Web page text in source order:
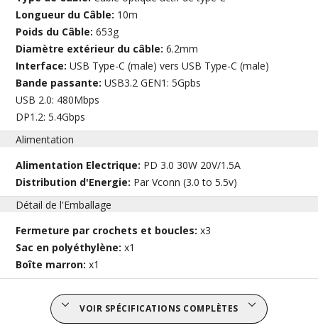
Longueur du Câble: 10m
Poids du Câble:653g
Diamètre extérieur du câble:6.2mm
Interface:USB Type-C (male) vers USB Type-C (male)
Bande passante:USB3.2 GEN1: 5Gpbs
USB 2.0: 480Mbps
DP1.2: 5.4Gbps
Alimentation
Alimentation Electrique: PD 3.0 30W 20V/1.5A
Distribution d'Energie: Par Vconn (3.0 to 5.5v)
Détail de l'Emballage
Fermeture par crochets et boucles:x3
Sac en polyéthylène:x1
Boîte marron:x1
VOIR SPÉCIFICATIONS COMPLÈTES